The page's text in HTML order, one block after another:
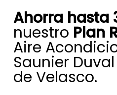
Ahorra hasta
nuestro Plan
Aire
Saunier
de Velasco.